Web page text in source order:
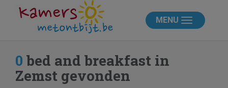
MENU
0 bed and breakfast in
Zemst gevonden